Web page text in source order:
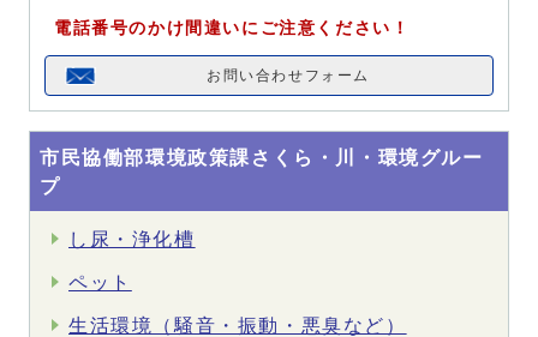
電話番号のかけ間違いにご注意ください！
お問い合わせフォーム
市民協働部環境政策課さくら・川・環境グルー
プ
し尿・浄化槽
ペット
生活環境（騒音・振動・悪臭など）